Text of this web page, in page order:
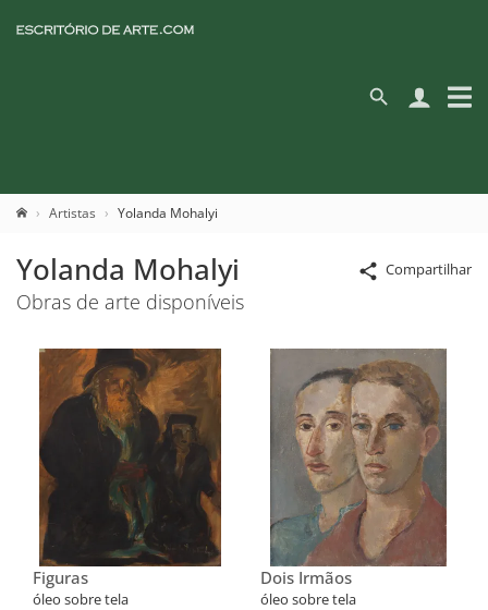
Artistas Yolanda Mohalyi
Compartilhar
Yolanda Mohalyi
Obras de arte disponíveis
Figuras
óleo sobre tela
Dois Irmãos
óleo sobre tela